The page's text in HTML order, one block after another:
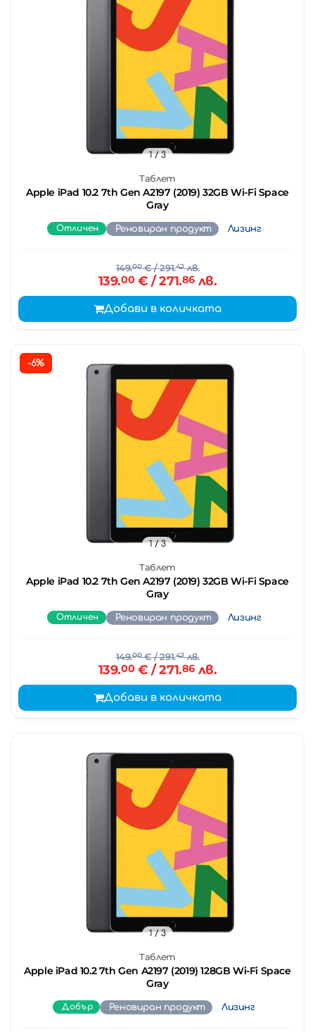
Таблет
Apple iPad 10.2 7th Gen A2197 (2019) 32GB Wi-Fi Space
Gray
1/ 3
Отличен Реновиран продукт Лизинг
149.00€/ 291.42лв.
139.00€ / 271.86лв.
Добави в количката
-6%
Таблет
Apple iPad 10.2 7th Gen A2197 (2019) 32GB Wi-Fi Space
Gray
1/ 3
Отличен Реновиран продукт Лизинг
149.00€/ 291.42лв.
139.00€ / 271.86лв.
Добави в количката
Таблет
Apple iPad 10.2 7th Gen A2197 (2019) 128GB Wi-Fi Space
Gray
1/ 3
Добър Реновиран продукт Лизинг